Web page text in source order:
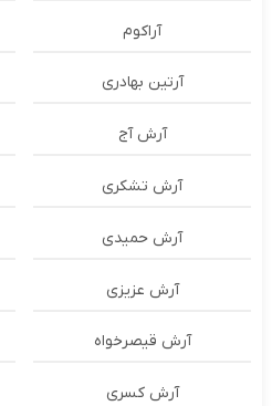
آراکوم
آرتین بهادری
آرش آج
آرش تشکری
آرش حمیدی
آرش عزیزی
آرش قیصرخواه
آرش کسری